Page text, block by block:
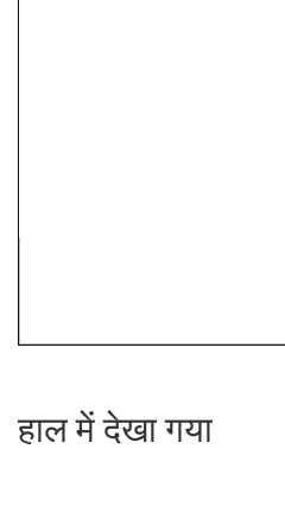
हाल में देखा गया